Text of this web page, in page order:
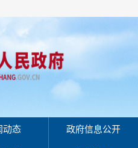
动态 政府信息公开